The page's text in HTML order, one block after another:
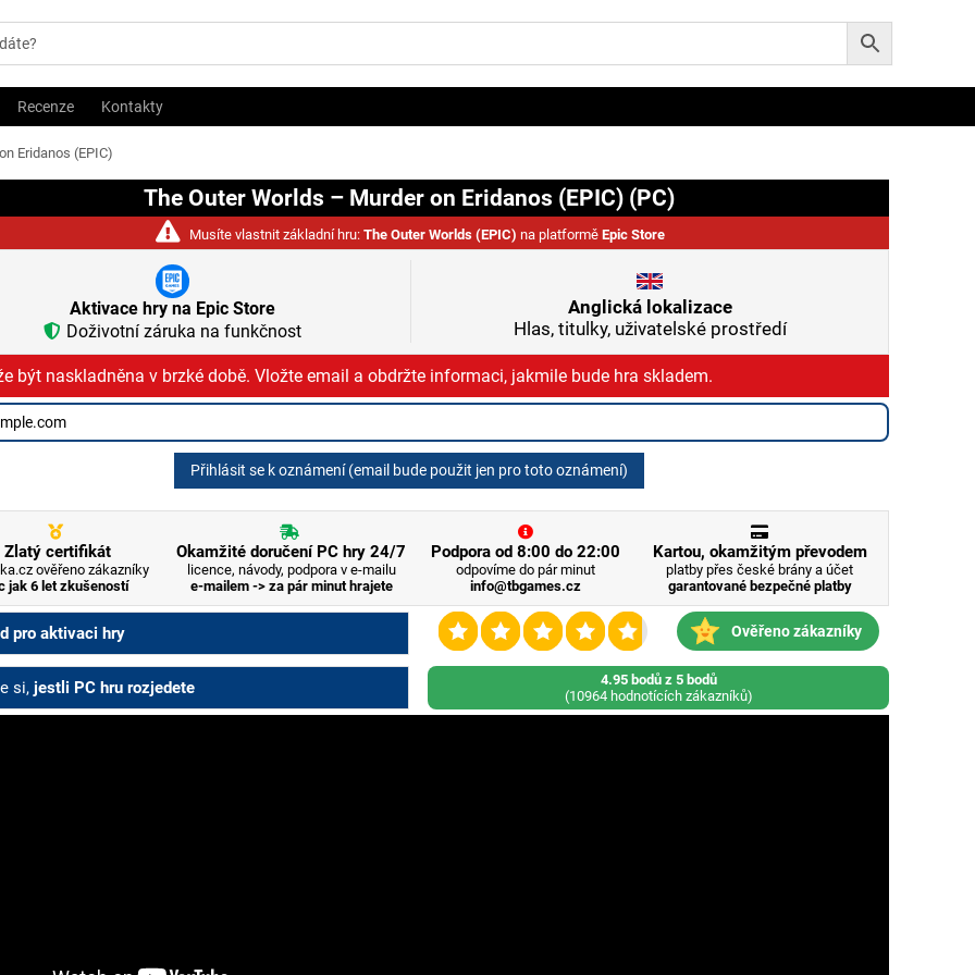
Recenze Kontakty
Eridanos (EPIC)
The Outer Worlds – Murder on Eridanos (EPIC) (PC)
Musíte vlastnit základní hru: The Outer Worlds (EPIC) na platformě Epic Store
Aktivace hry na Epic Store
Doživotní záruka na funkčnost
Anglická lokalizace
Hlas, titulky, uživatelské prostředí
být naskladněna v brzké době. Vložte email a obdržte informaci, jakmile bude hra skladem.
Přihlásit se k oznámení (email bude použit jen pro toto oznámení)
Zlatý certifikát
ověřeno zákazníky
jak 6 let zkušeností
Okamžité doručení PC hry 24/7
licence, návody, podpora v e-mailu
e-mailem -> za pár minut hrajete
Podpora od 8:00 do 22:00
odpovíme do pár minut
info@tbgames.cz
Kartou, okamžitým převodem
platby přes české brány a účet
garantované bezpečné platby
Ověřeno zákazníky
4.95 bodů z 5 bodů
(10964 hodnotících zákazníků)
pro aktivaci hry
si, jestli PC hru rozjedete